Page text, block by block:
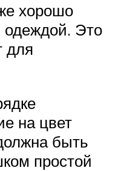
хорошо
одеждой. Это
для
на цвет
быть
простой